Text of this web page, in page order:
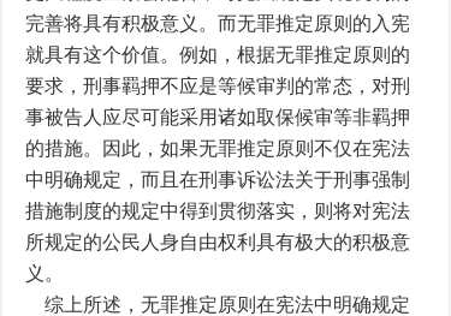
完善将具有积极意义。而无罪推定原则的入宪
就具有这个价值。例如，根据无罪推定原则的
要求，刑事羁押不应是等候审判的常态，对刑
事被告人应尽可能采用诸如取保候审等非羁押
的措施。因此，如果无罪推定原则不仅在宪法
中明确规定，而且在刑事诉讼法关于刑事强制
措施制度的规定中得到贯彻落实，则将对宪法
所规定的公民人身自由权利具有极大的积极意
义。
综上所述，无罪推定原则在宪法中明确规定